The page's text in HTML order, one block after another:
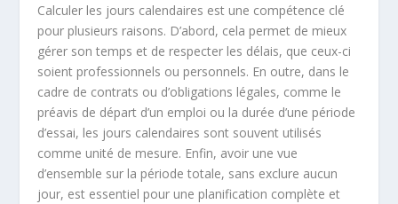
Calculer les jours calendaires est une compétence clé
pour plusieurs raisons. D’abord, cela permet de mieux
gérer son temps et de respecter les délais, que ceux-ci
soient professionnels ou personnels. En outre, dans le
cadre de contrats ou d’obligations légales, comme le
préavis de départ d’un emploi ou la durée d’une période
d’essai, les jours calendaires sont souvent utilisés
comme unité de mesure. Enfin, avoir une vue
d’ensemble sur la période totale, sans exclure aucun
jour, est essentiel pour une planification complète et